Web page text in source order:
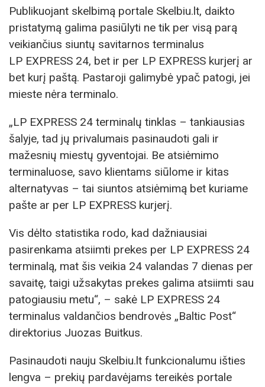
Publikuojant skelbimą portale Skelbiu.lt, daikto
pristatymą galima pasiūlyti ne tik per visą parą
veikiančius siuntų savitarnos terminalus
LP EXPRESS 24, bet ir per LP EXPRESS kurjerį ar
bet kurį paštą. Pastaroji galimybė ypač patogi, jei
mieste nėra terminalo.
„LP EXPRESS 24 terminalų tinklas – tankiausias
šalyje, tad jų privalumais pasinaudoti gali ir
mažesnių miestų gyventojai. Be atsiėmimo
terminaluose, savo klientams siūlome ir kitas
alternatyvas – tai siuntos atsiėmimą bet kuriame
pašte ar per LP EXPRESS kurjerį.
Vis dėlto statistika rodo, kad dažniausiai
pasirenkama atsiimti prekes per LP EXPRESS 24
terminalą, mat šis veikia 24 valandas 7 dienas per
savaitę, taigi užsakytas prekes galima atsiimti sau
patogiausiu metu“, – sakė LP EXPRESS 24
terminalus valdančios bendrovės „Baltic Post“
direktorius Juozas Buitkus.
Pasinaudoti nauju Skelbiu.lt funkcionalumu išties
lengva – prekių pardavėjams tereikės portale